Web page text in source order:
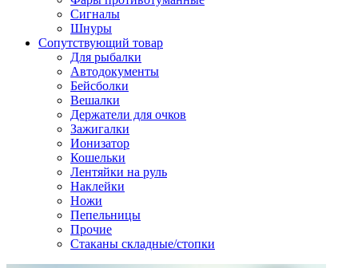
Сигналы
Шнуры
Сопутствующий товар
Для рыбалки
Автодокументы
Бейсболки
Вешалки
Держатели для очков
Зажигалки
Ионизатор
Кошельки
Лентяйки на руль
Наклейки
Ножи
Пепельницы
Прочие
Стаканы складные/стопки